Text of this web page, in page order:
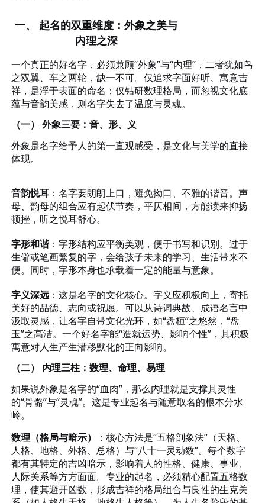
一、
起名的双重维度：外象之美与
内理之深
一个真正的好名字，必须兼顾“外象”与“内理”，二者犹如鸟
之双翼、车之两轮，缺一不可。仅追求字面好听、寓意吉
祥，是浮于表面的命名；仅钻研数理格局，而忽视文化底
蕴与音韵美感，则名字失去了温度与灵魂。
（一）
外象三要：音、形、义
外象是名字给予人的第一直观感受，是文化与美学的直接
体现。
音韵悦耳 ：名字要朗朗上口，避免拗口、不雅的谐音。声
母、韵母的组合应有起伏节奏，平仄相间，方能读来抑扬
顿挫，听之悦耳舒心。
字形和谐 ：字形结构应平衡美观，便于书写和识别。过于
生僻或笔画繁复的字，会给孩子未来的学习、生活带来不
便。同时，字形本身也承载着一定的能量与意象。
字义深远 ：这是名字的文化核心。字义应积极向上，寄托
美好的品德、志向或祝愿。可以从诗词典故、成语名言中
汲取灵感，让名字自带文化光环，如“盘桓”之悠然，“盘
玉”之高洁。一个好名字能“造就运势、影响个性”，其积极
寓意对人生产生潜移默化的正向影响。
（二）
内理三柱：数理、命理、易理
如果说外象是名字的“血肉”，那么内理就是支撑其灵性
的“骨骼”与“灵魂”。这是专业起名与随意取名的根本分水
岭。
数理（格局与暗示）
：核心方法是“五格剖象法”（天格、
人格、地格、外格、总格）与“八十一灵动数”。每个数字
都有其特定的吉凶暗示，影响着人的性格、健康、事业、
人际关系等方方面面。专业的起名，必须精心配置五格数
理，使其避开凶数，形成吉祥的格局组合与良性的生克关